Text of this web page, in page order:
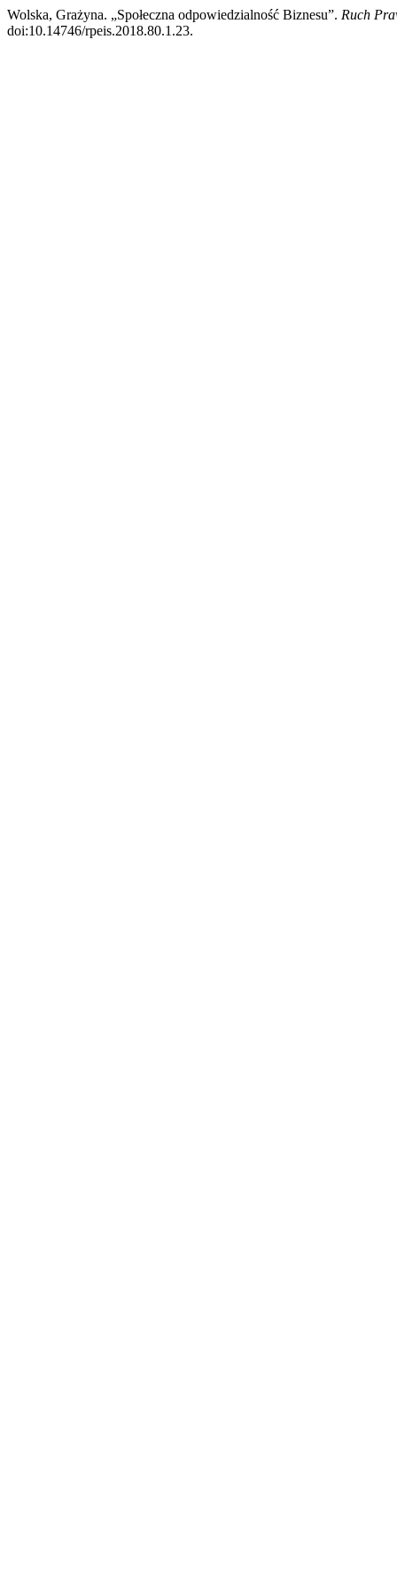
Wolska, Grażyna. „Społeczna odpowiedzialność Biznesu”. Ruch
doi:10.14746/rpeis.2018.80.1.23.